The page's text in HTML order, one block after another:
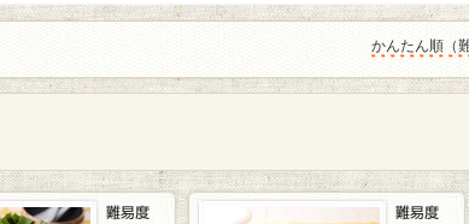
かんたん順（